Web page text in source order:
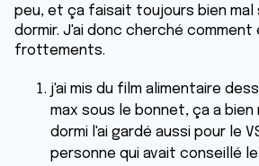
peu, et ça faisait toujours bien
dormir. J'ai donc cherché comment
frottements.
j'ai mis du film alimentaire
max sous le bonnet, ça a bien
dormi l'ai gardé aussi pour le
personne qui avait conseillé